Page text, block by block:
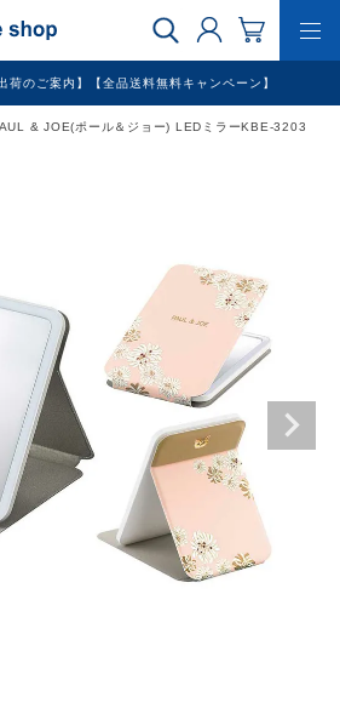
荷のご案内】【全品送料無料キャンペーン】
& JOE(ポール＆ジョー) LEDミラーKBE-3203